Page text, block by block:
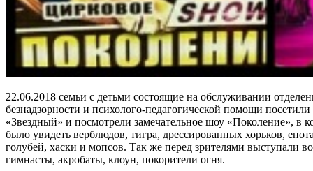
22.06.2018 семьи с детьми состоящие на обслуживании
безнадзорности и психолого-педагогической помощи
«Звездный» и посмотрели замечательное шоу «Поколение», в
было увидеть верблюдов, тигра, дрессированных хорьков,
голубей, хаски и мопсов. Так же перед зрителями выступали
гимнасты, акробаты, клоун, покорители огня.